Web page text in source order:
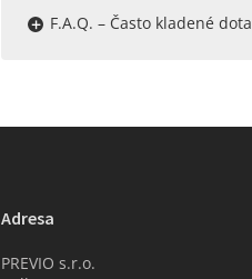
F.A.Q. – Často kladené
Adresa
PREVIO s.r.o.